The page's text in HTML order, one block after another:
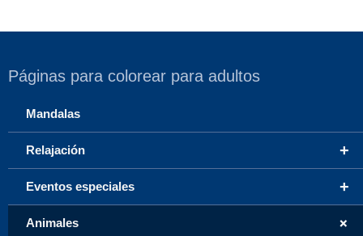
Páginas para colorear para adultos
Mandalas
+
Relajación
+
Eventos especiales
+
Animales